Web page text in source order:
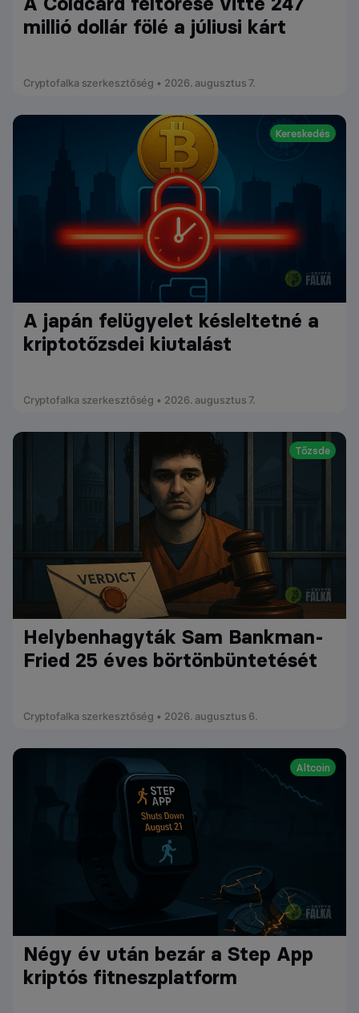
millió dollár fölé a júliusi kárt
Cryptofalka szerkesztőség • 2026. augusztus 7.
Kereskedés
A japán felügyelet késleltetné a
kriptotőzsdei kiutalást
Cryptofalka szerkesztőség • 2026. augusztus 7.
Tőzsde
Helybenhagyták Sam Bankman-
Fried 25 éves börtönbüntetését
Cryptofalka szerkesztőség • 2026. augusztus 6.
Altcoin
Négy év után bezár a Step App
kriptós fitneszplatform